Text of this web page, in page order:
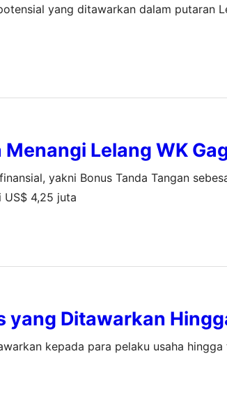
yang ditawarkan dalam putaran
Lelang WK
yakni Bonus Tanda Tangan
US$ 4,25 juta
yang Ditawarkan
kepada para pelaku usaha